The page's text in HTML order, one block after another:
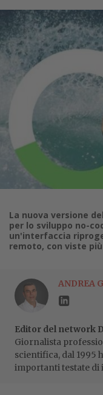
La nuova versione
per lo sviluppo no-
un'interfaccia
remoto, con viste
ANDREA
Editor del network
Giornalista
scientifica, dal 1995
importanti testate di